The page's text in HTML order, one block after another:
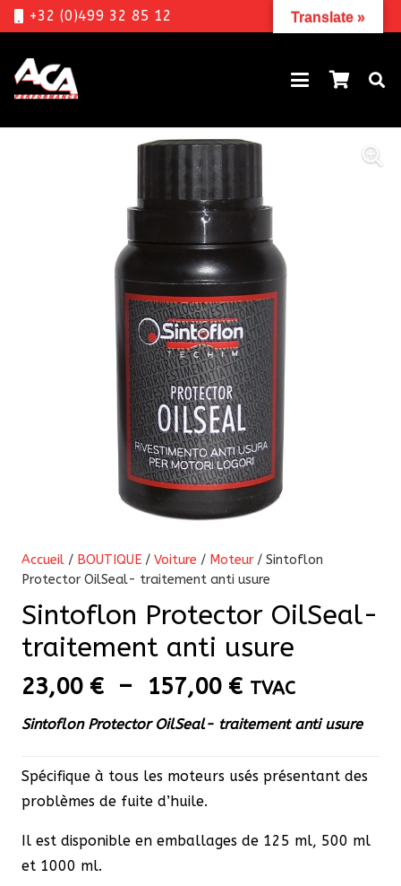
+32 (0)499 32 85 12
Accueil / BOUTIQUE / Voiture / Moteur / Sintoflon
Protector OilSeal- traitement anti usure
Sintoflon Protector OilSeal-
traitement anti usure
23,00 € – 157,00 €Plage
de
prix :
à
TVAC
Sintoflon Protector OilSeal- traitement anti usure
Spécifique à tous les moteurs usés présentant des
problèmes de fuite d’huile.
Il est disponible en emballages de 125 ml, 500 ml
et 1000 ml.
Translate »